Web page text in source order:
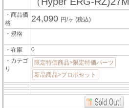
・商品価
格
24,090 円/ヶ(税込)
・規格
・在庫
0
・カテゴ
リ
限定特価商品>限定特価パーツ
新品商品>プロポセット